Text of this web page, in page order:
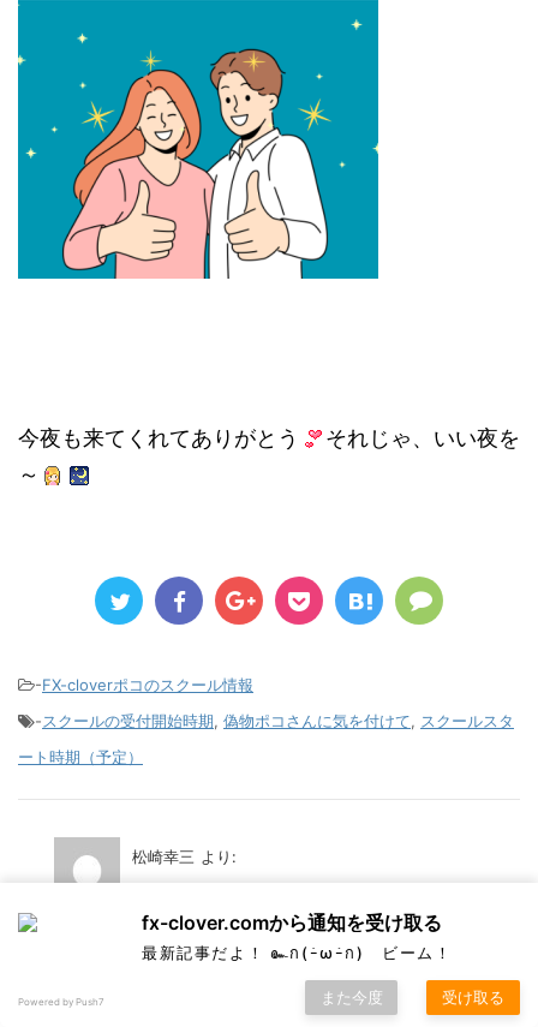
今夜も来てくれてありがとう
それじゃ、いい夜を
～
-FX-cloverポコのスクール情報
-スクールの受付開始時期, 偽物ポコさんに気を付けて, スクールスタ
ート時期（予定）
松崎幸三 より:
2025年6月27日 12:28 PM
お忙しいところくだらない質問で申し訳ありません。
ポコさんがコラボしているFX検証プログラムですが、6
月に購入したい旨メールしましたが、返事が得られ
fx-clover.comから通知を受け取る
最新記事だよ！ ๛ก(ｰ̀ωｰ́ก) ビーム！
Powered by Push7 また今度 受け取る